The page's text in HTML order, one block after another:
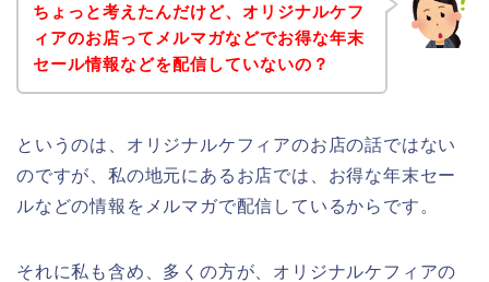
ちょっと考えたんだけど、オリジナルケフ
ィアのお店ってメルマガなどでお得な年末
セール情報などを配信していないの？
というのは、オリジナルケフィアのお店の話ではない
のですが、私の地元にあるお店では、お得な年末セー
ルなどの情報をメルマガで配信しているからです。
それに私も含め、多くの方が、オリジナルケフィアの